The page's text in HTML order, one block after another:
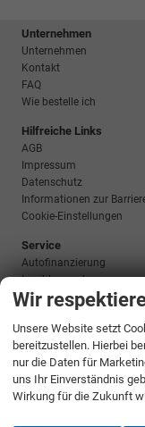
Unternehmen
Unternehmen
Kontakt
FAQ
Wie bestelle ich
Hilfreiche Links
AGB
Impressum
Datenschutz
Informationen zur
Cookie-Einstellungen
Service
Autofinanzierung
Inzahlungnahme
Zulassungsservice
Anschlussgarantie
Hausanlieferung
Lieferstatus
Social Media
Wir
Unsere Website setzt
bereitzustellen. Hierbei
nur die Daten für
uns Ihr Einverständnis
Wirkung für die Zukunft